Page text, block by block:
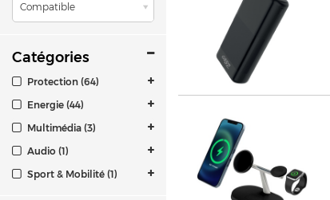
Compatible
Catégories
Protection (64)
Energie (44)
Multimédia (3)
Audio (1)
Sport & Mobilité (1)